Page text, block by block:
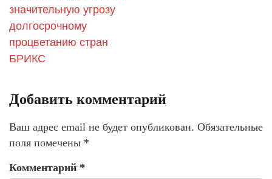
значительную угрозу
долгосрочному
процветанию стран
БРИКС
Добавить комментарий
Ваш адрес email не будет опубликован. Обязательные
поля помечены *
Комментарий *